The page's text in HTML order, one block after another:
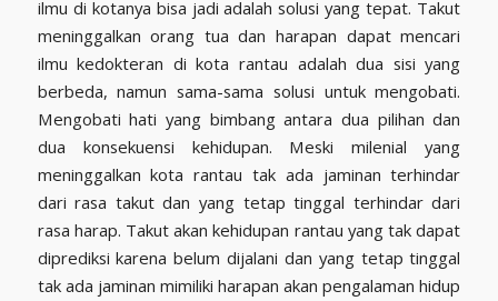
ilmu di kotanya bisa jadi adalah solusi yang tepat. Takut
meninggalkan orang tua dan harapan dapat mencari
ilmu kedokteran di kota rantau adalah dua sisi yang
berbeda, namun sama-sama solusi untuk mengobati.
Mengobati hati yang bimbang antara dua pilihan dan
dua konsekuensi kehidupan. Meski milenial yang
meninggalkan kota rantau tak ada jaminan terhindar
dari rasa takut dan yang tetap tinggal terhindar dari
rasa harap. Takut akan kehidupan rantau yang tak dapat
diprediksi karena belum dijalani dan yang tetap tinggal
tak ada jaminan mimiliki harapan akan pengalaman hidup